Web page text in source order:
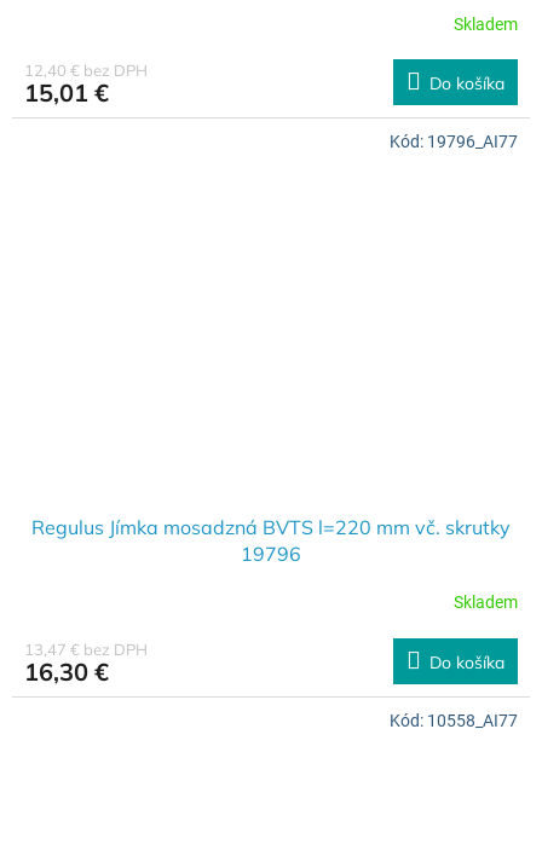
Skladem
12,40 € bez DPH
15,01 € Do košíka
Regulus Jímka mosadzná BVTS l=220 mm vč. skrutky
19796
Skladem
13,47 € bez DPH
16,30 € Do košíka
Kód: 19796_AI77
Kód: 10558_AI77